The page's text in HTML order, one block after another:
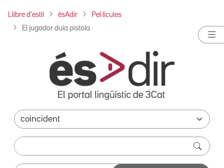
Llibre d'estil ésAdir Pel·lícules
El jugador duia pistola